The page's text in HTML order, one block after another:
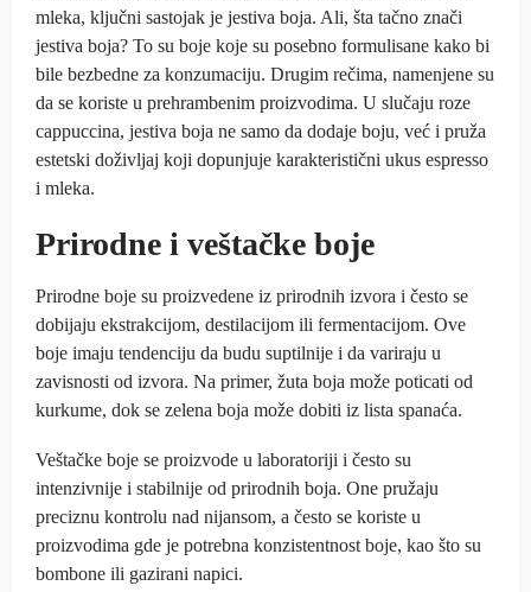
mleka, ključni sastojak je jestiva boja. Ali, šta tačno znači
jestiva boja? To su boje koje su posebno formulisane kako bi
bile bezbedne za konzumaciju. Drugim rečima, namenjene su
da se koriste u prehrambenim proizvodima. U slučaju roze
cappuccina, jestiva boja ne samo da dodaje boju, već i pruža
estetski doživljaj koji dopunjuje karakteristični ukus espresso
i mleka.
Prirodne i veštačke boje
Prirodne boje su proizvedene iz prirodnih izvora i često se
dobijaju ekstrakcijom, destilacijom ili fermentacijom. Ove
boje imaju tendenciju da budu suptilnije i da variraju u
zavisnosti od izvora. Na primer, žuta boja može poticati od
kurkume, dok se zelena boja može dobiti iz lista spanaća.
Veštačke boje se proizvode u laboratoriji i često su
intenzivnije i stabilnije od prirodnih boja. One pružaju
preciznu kontrolu nad nijansom, a često se koriste u
proizvodima gde je potrebna konzistentnost boje, kao što su
bombone ili gazirani napici.